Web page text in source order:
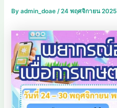
Byadmin_doae/24 พฤศจิกายน 2025